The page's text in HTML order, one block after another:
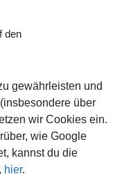
gewährleisten und
über
wir Cookies ein.
wie Google
kannst du die
hier.
den